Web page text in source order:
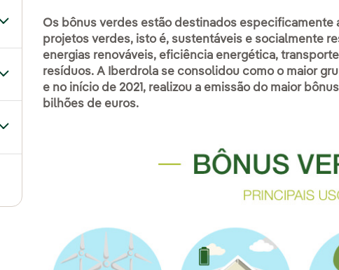
Alternar submenu de Compromisso social
Alternar submenu de Cadeia de valor sustentável
Alternar submenu de Gestão de sustentabilidade
Os bônus verdes estão destinados especificamente
projetos verdes, isto é, sustentáveis e socialmente
energias renováveis, eficiência energética,
resíduos. A Iberdrola se consolidou como o maior
e no início de 2021, realizou a emissão do maior
bilhões de euros.